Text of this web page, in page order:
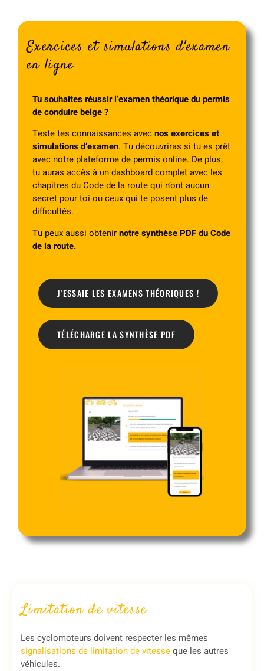
Exercices et simulations d'examen
en ligne
Tu souhaites réussir l’examen théorique du permis
de conduire belge ?
Teste tes connaissances avecnos exercices et
simulations d’examen. Tu découvriras si tu es prêt
avec notre plateforme de permis online. De plus,
tu auras accès à un dashboard complet avec les
chapitres du Code de la route qui n’ont aucun
secret pour toi ou ceux qui te posent plus de
difficultés.
Tu peux aussi obtenirnotre synthèse PDF du Code
de la route.
J'ESSAIE LES EXAMENS THÉORIQUES !
TÉLÉCHARGE LA SYNTHÈSE PDF
Limitation de vitesse
Les cyclomoteurs doivent respecter les mêmes
signalisations de limitation de vitesseque les autres
véhicules.